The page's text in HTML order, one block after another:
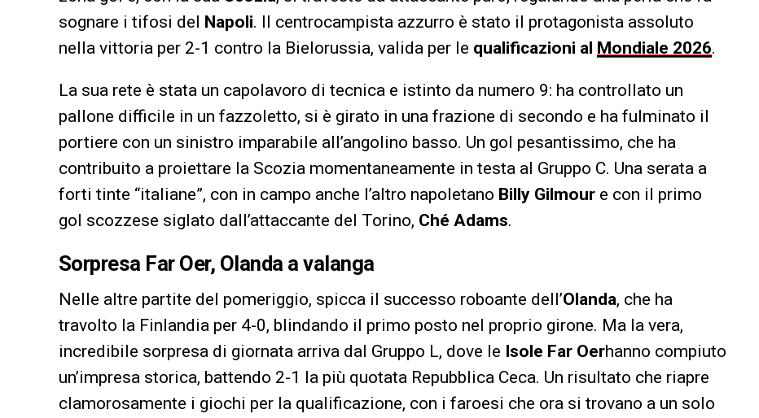
sognare i tifosi del Napoli. Il centrocampista azzurro è stato il protagonista assoluto
nella vittoria per 2-1 contro la Bielorussia, valida per le qualificazioni al Mondiale 2026.
La sua rete è stata un capolavoro di tecnica e istinto da numero 9: ha controllato un
pallone difficile in un fazzoletto, si è girato in una frazione di secondo e ha fulminato il
portiere con un sinistro imparabile all’angolino basso. Un gol pesantissimo, che ha
contribuito a proiettare la Scozia momentaneamente in testa al Gruppo C. Una serata a
forti tinte “italiane”, con in campo anche l’altro napoletano Billy Gilmour e con il primo
gol scozzese siglato dall’attaccante del Torino, Ché Adams.
Sorpresa Far Oer, Olanda a valanga
Nelle altre partite del pomeriggio, spicca il successo roboante dell’Olanda, che ha
travolto la Finlandia per 4-0, blindando il primo posto nel proprio girone. Ma la vera,
incredibile sorpresa di giornata arriva dal Gruppo L, dove le Isole Far Oerhanno compiuto
un’impresa storica, battendo 2-1 la più quotata Repubblica Ceca. Un risultato che riapre
clamorosamente i giochi per la qualificazione, con i faroesi che ora si trovano a un solo